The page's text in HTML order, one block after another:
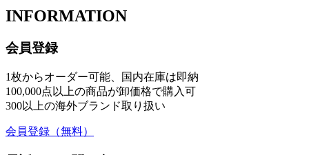
INFORMATION
会員登録
1枚からオーダー可能、国内在庫は即納
100,000点以上の商品が卸価格で購入可
300以上の海外ブランド取り扱い
会員登録 （無料）